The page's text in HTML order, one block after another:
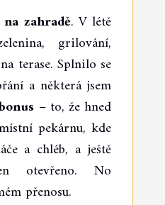
zahradě. V létě
grilování,
terase. Splnilo se
a některá jsem
– to, že hned
pekárnu, kde
a chléb, a ještě
otevřeno. No
přenosu.